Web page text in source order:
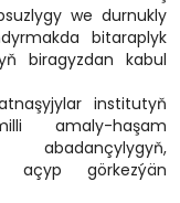
we durnukly
bitaraplyk
biragyzdan kabul
institutyň
amaly-haşam
abadançylygyň,
açyp görkezýän